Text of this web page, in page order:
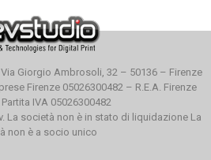
Via Giorgio Ambrosoli, 32 – 50136 – Firenze
Firenze 05026300482 – R.E.A. Firenze
IVA 05026300482
La società non è in stato di liquidazione La
non è a socio unico